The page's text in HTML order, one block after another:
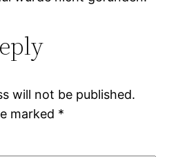
will not be published.
marked *